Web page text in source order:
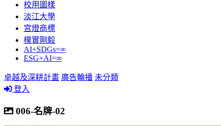
校用圖樣
淡江大學
宮燈商標
樸實剛毅
AI+SDGs=∞
ESG+AI=∞
卓越及深耕計畫 廣告輪播 未分類
登入
006-名牌-02